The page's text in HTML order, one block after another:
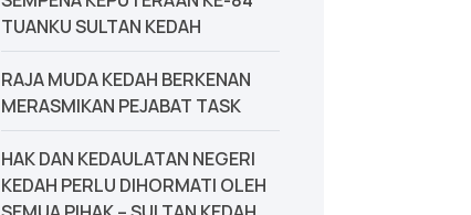
TUANKU SULTAN KEDAH
‎RAJA MUDA KEDAH BERKENAN
MERASMIKAN PEJABAT TASK
‎HAK DAN KEDAULATAN NEGERI
KEDAH PERLU DIHORMATI OLEH